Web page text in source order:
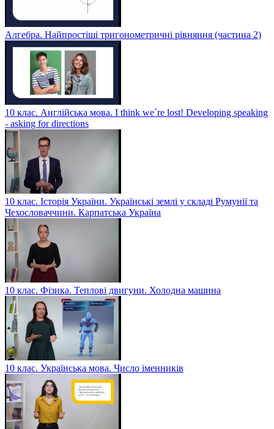
Алгебра. Найпростіші тригонометричні рівняння (частина 2)
10 клас. Англійська мова. I think we`re lost! Developing speaking
- asking for directions
10 клас. Історія України. Українські землі у складі Румунії та
Чехословаччини. Карпатська Україна
10 клас. Фізика. Теплові двигуни. Холодна машина
10 клас. Українська мова. Число іменників